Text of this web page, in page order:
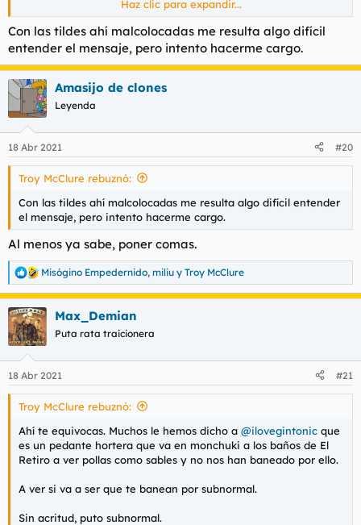
Mi odio hacia el es profundo y real, como el suyo hacia mí
Haz clic para expandir...
Con las tildes ahí malcolocadas me resulta algo difícil
entender el mensaje, pero intento hacerme cargo.
Amasijo de clones
Leyenda
18 Abr 2021 #20
Troy McClure rebuznó:
Con las tildes ahí malcolocadas me resulta algo difícil entender
el mensaje, pero intento hacerme cargo.
Al menos ya sabe, poner comas.
R
e
a
c
c
i
e
s
Misógino Empedernido, miliu y Troy McClure
Max_Demian
Puta rata traicionera
18 Abr 2021 #21
Troy McClure rebuznó:
Ahí te equivocas. Muchos le hemos dicho a @ilovegintonic que
es un pedante hortera que va en monchuki a los baños de El
Retiro a ver pollas como sables y no nos han baneado por ello.
A ver si va a ser que te banean por subnormal.
Sin acritud, puto subnormal.